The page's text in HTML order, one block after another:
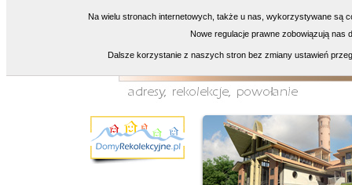
Na wielu stronach internetowych, także u nas, wykorzystywane są
Nowe regulacje prawne zobowiązują nas
Dalsze korzystanie z naszych stron bez zmiany ustawień